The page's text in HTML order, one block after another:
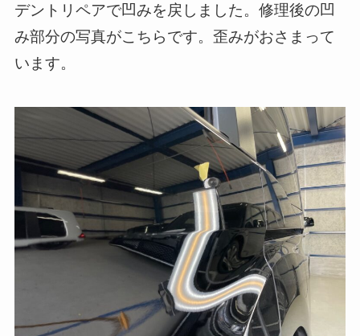
デントリペアで凹みを戻しました。修理後の凹
み部分の写真がこちらです。歪みがおさまって
います。